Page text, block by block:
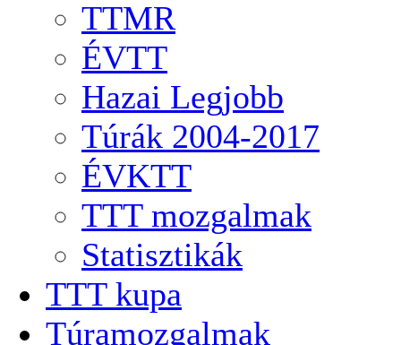
TTMR
ÉVTT
Hazai Legjobb
Túrák 2004-2017
ÉVKTT
TTT mozgalmak
Statisztikák
TTT kupa
Túramozgalmak